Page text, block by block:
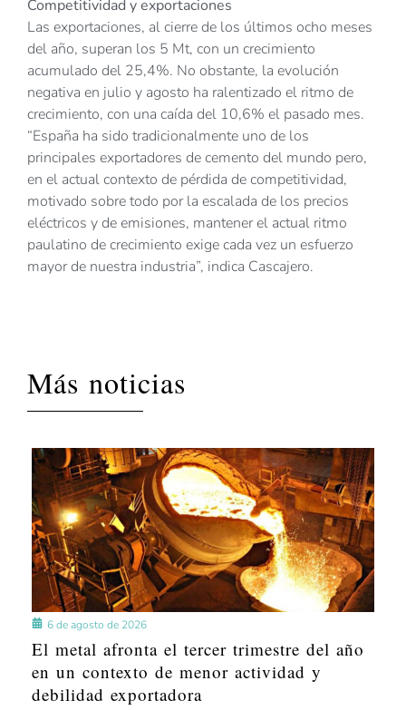
Competitividad y exportaciones
Las exportaciones, al cierre de los últimos ocho meses
del año, superan los 5 Mt, con un crecimiento
acumulado del 25,4%. No obstante, la evolución
negativa en julio y agosto ha ralentizado el ritmo de
crecimiento, con una caída del 10,6% el pasado mes.
“España ha sido tradicionalmente uno de los
principales exportadores de cemento del mundo pero,
en el actual contexto de pérdida de competitividad,
motivado sobre todo por la escalada de los precios
eléctricos y de emisiones, mantener el actual ritmo
paulatino de crecimiento exige cada vez un esfuerzo
mayor de nuestra industria”, indica Cascajero.
Más noticias
6 de agosto de 2026
El metal afronta el tercer trimestre del año
en un contexto de menor actividad y
debilidad exportadora